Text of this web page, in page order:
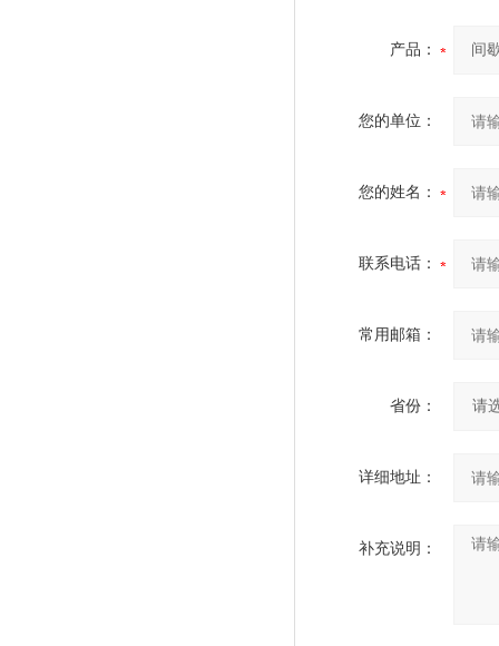
产品：
您的单位：
您的姓名：
联系电话：
常用邮箱：
省份：
详细地址：
补充说明：